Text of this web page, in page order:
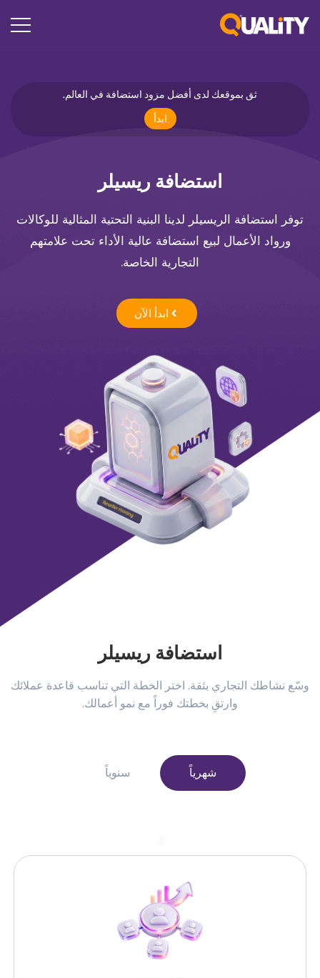
ثق بموقعك لدى أفضل مزود استضافة في العالم.
ابدأ
استضافة ريسيلر
توفر استضافة الريسيلر لدينا البنية التحتية المثالية للوكالات
ورواد الأعمال لبيع استضافة عالية الأداء تحت علامتهم
التجارية الخاصة.
ابدأ الآن
استضافة ريسيلر
وسّع نشاطك التجاري بثقة. اختر الخطة التي تناسب قاعدة عملائك
وارتقِ بخطتك فوراً مع نمو أعمالك.
شهرياً سنوياً